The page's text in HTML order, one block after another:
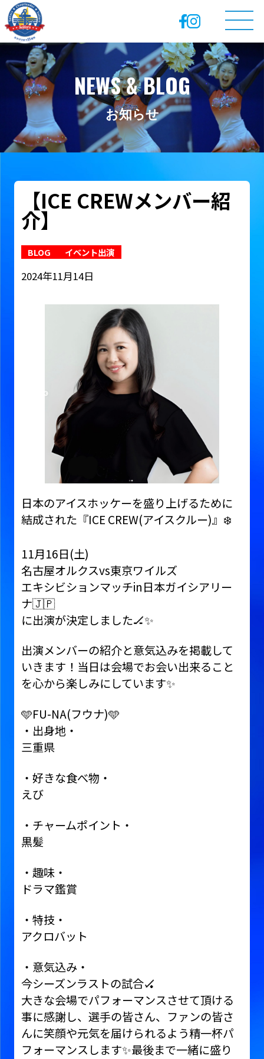
NEWS & BLOG
お知らせ
【ICE CREWメンバー紹
介】
BLOG イベント出演
2024年11月14日
日本のアイスホッケーを盛り上げるために
結成された『ICE CREW(アイスクルー)』❄️
11月16日(土)
名古屋オルクスvs東京ワイルズ
エキシビションマッチin日本ガイシアリー
ナ🇯🇵
に出演が決定しました🏒✨
出演メンバーの紹介と意気込みを掲載して
いきます！当日は会場でお会い出来ること
を心から楽しみにしています✨
🩵FU-NA(フウナ)🩵
・出身地・
三重県
・好きな食べ物・
えび
・チャームポイント・
黒髪
・趣味・
ドラマ鑑賞
・特技・
アクロバット
・意気込み・
今シーズンラストの試合🏑
大きな会場でパフォーマンスさせて頂ける
事に感謝し、選手の皆さん、ファンの皆さ
んに笑顔や元気を届けられるよう精一杯パ
フォーマンスします✨最後まで一緒に盛り